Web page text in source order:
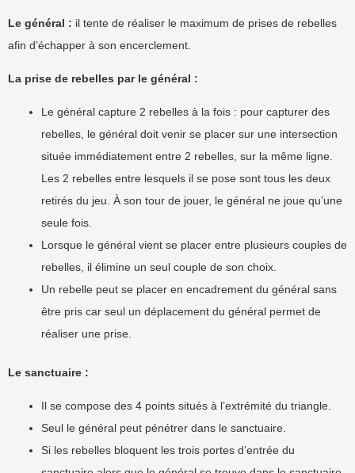
Le général : il tente de réaliser le maximum de prises de rebelles
afin d’échapper à son encerclement.
La prise de rebelles par le général :
Le général capture 2 rebelles à la fois : pour capturer des
rebelles, le général doit venir se placer sur une intersection
située immédiatement entre 2 rebelles, sur la même ligne.
Les 2 rebelles entre lesquels il se pose sont tous les deux
retirés du jeu. À son tour de jouer, le général ne joue qu’une
seule fois.
Lorsque le général vient se placer entre plusieurs couples de
rebelles, il élimine un seul couple de son choix.
Un rebelle peut se placer en encadrement du général sans
être pris car seul un déplacement du général permet de
réaliser une prise.
Le sanctuaire :
Il se compose des 4 points situés à l’extrémité du triangle.
Seul le général peut pénétrer dans le sanctuaire.
Si les rebelles bloquent les trois portes d’entrée du